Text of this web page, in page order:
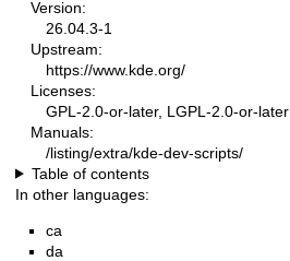
Version:
26.04.3-1
Upstream:
https://www.kde.org/
Licenses:
GPL-2.0-or-later, LGPL-2.0-or-later
Manuals:
/listing/extra/kde-dev-scripts/
Table of contents
In other languages:
ca
da